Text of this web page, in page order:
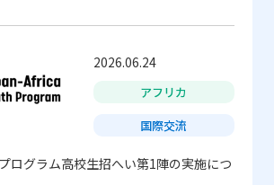
日本語教育
社会貢献
2026.06.24
アフリカ
国際交流
ログラム高校生招へい第1陣の実施につ